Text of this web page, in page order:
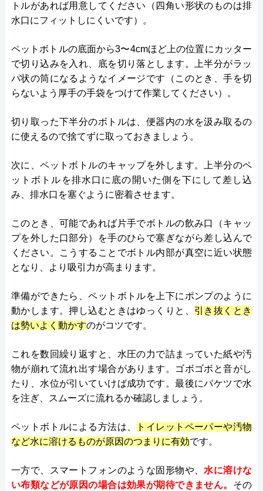
トルがあれば用意してください（四角い形状のものは排
水口にフィットしにくいです）。
ペットボトルの底面から3〜4cmほど上の位置にカッター
で切り込みを入れ、底を切り落とします。上半分がラッ
パ状の筒になるようなイメージです（このとき、手を切
らないよう厚手の手袋をつけて作業してください）。
切り取った下半分のボトルは、便器内の水を汲み取るの
に使えるので捨てずに取っておきましょう。
次に、ペットボトルのキャップを外します。上半分のペ
ットボトルを排水口に底の開いた側を下にして差し込
み、排水口を塞ぐように密着させます。
このとき、可能であれば片手でボトルの飲み口（キャッ
プを外した口部分）を手のひらで塞ぎながら差し込んで
ください。こうすることでボトル内部が真空に近い状態
となり、より吸引力が高まります。
準備ができたら、ペットボトルを上下にポンプのように
動かします。押し込むときはゆっくりと、 引き抜くとき
は勢いよく動かすのがコツです。
これを数回繰り返すと、水圧の力で詰まっていた紙や汚
物が崩れて流れ出す場合があります。ゴボゴボと音がし
たり、水位が引いていけば成功です。最後にバケツで水
を注ぎ、スムーズに流れるか確認しましょう。
ペットボトルによる方法は、
トイレットペーパーや汚物
など水に溶けるものが原因のつまりに有効です。
一方で、スマートフォンのような固形物や、 水に溶けな
い布類などが原因の場合は効果が期待できません。 その